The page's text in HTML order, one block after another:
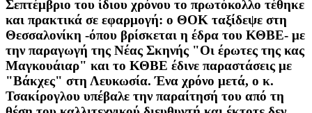
Σεπτέμβριο του ίδιου χρόνου το πρωτόκολλο τέθηκε
και πρακτικά σε εφαρμογή: ο ΘΟΚ ταξίδεψε στη
Θεσσαλονίκη -όπου βρίσκεται η έδρα του ΚΘΒΕ- με
την παραγωγή της Νέας Σκηνής "Οι έρωτες της κας
Μαγκουάιαρ" και το ΚΘΒΕ έδινε παραστάσεις με
"Βάκχες" στη Λευκωσία. Ένα χρόνο μετά, ο κ.
Τσακίρογλου υπέβαλε την παραίτησή του από τη